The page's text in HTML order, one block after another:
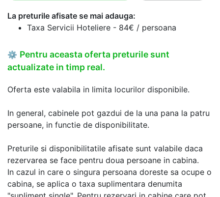
La preturile afisate se mai adauga:
Taxa Servicii Hoteliere - 84€ / persoana
⚙ Pentru aceasta oferta preturile sunt
actualizate in timp real.
Oferta este valabila in limita locurilor disponibile.
In general, cabinele pot gazdui de la una pana la patru
persoane, in functie de disponibilitate.
Preturile si disponibilitatile afisate sunt valabile daca
rezervarea se face pentru doua persoane in cabina.
In cazul in care o singura persoana doreste sa ocupe o
cabina, se aplica o taxa suplimentara denumita